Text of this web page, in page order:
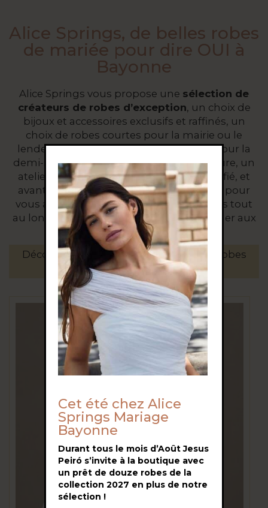
Alice Springs, de belles robes
de mariée pour dire OUI à
Bayonne
Alice Springs vous propose une sélection de
créateurs de robes d’exception, un choix de
bijoux et accessoires exclusifs et raffinés, un
choix de robes courtes pour la mairie ou le
lendemain, des voiles, des accessoires pour la
demi-saison et autres créations sur mesure, un
atelier de retouches sur place ultra qualifié, et
avant tout l’œil et l’expérience d’Isabelle pour
vous accompagner dans votre choix, puis tout
au long de l’année, pour ne pas ressembler aux
autres.
Découvrez l’univers de la boutique de robes
de mariée Alice Springs Bayonne
Cet été chez Alice
Springs Mariage
Bayonne
Durant tous le mois d’Août Jesus
Peiró s’invite à la boutique avec
un prêt de douze robes de la
collection 2027 en plus de notre
sélection !